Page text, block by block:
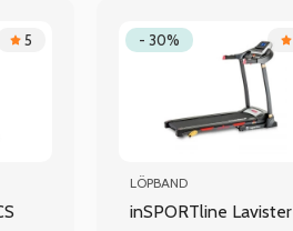
5 - 30%
LÖPBAND
inSPORTline Lavister